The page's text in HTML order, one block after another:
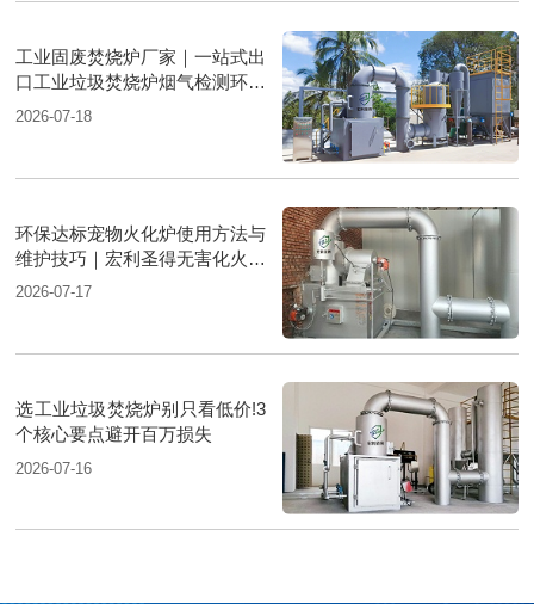
工业固废焚烧炉厂家｜一站式出
口工业垃圾焚烧炉烟气检测环保
达标
2026-07-18
环保达标宠物火化炉使用方法与
维护技巧｜宏利圣得无害化火化
设备科普
2026-07-17
选工业垃圾焚烧炉别只看低价!3
个核心要点避开百万损失
2026-07-16